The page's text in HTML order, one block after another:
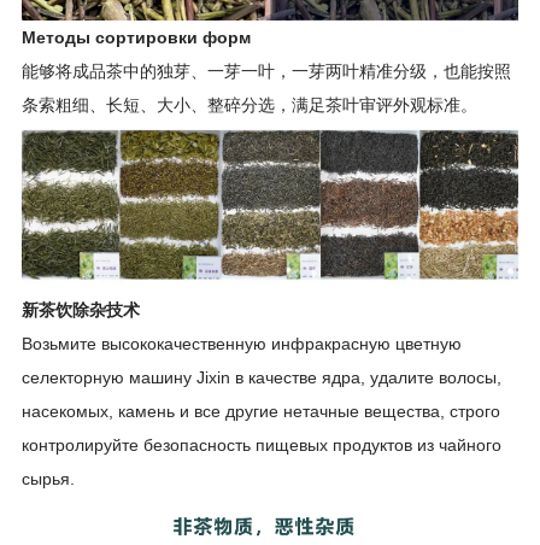
Методы сортировки форм
能够将成品茶中的独芽、一芽一叶，一芽两叶精准分级，也能按照
条索粗细、长短、大小、整碎分选，满足茶叶审评外观标准。
新茶饮除杂技术
Возьмите высококачественную инфракрасную цветную
селекторную машину Jixin в качестве ядра, удалите волосы,
насекомых, камень и все другие нетачные вещества, строго
контролируйте безопасность пищевых продуктов из чайного
сырья.